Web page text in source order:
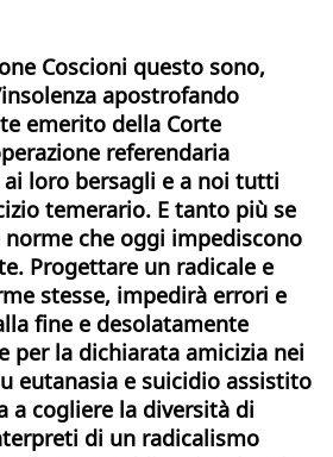
Coscioni questo sono,
apostrofando
emerito della Corte
referendaria
loro bersagli e a noi tutti
temerario. E tanto più se
che oggi impediscono
Progettare un radicale e
stesse, impedirà errori e
fine e desolatamente
per la dichiarata amicizia nei
eutanasia e suicidio assistito
a cogliere la diversità di
di un radicalismo